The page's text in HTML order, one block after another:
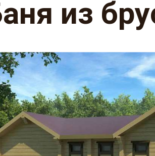
из